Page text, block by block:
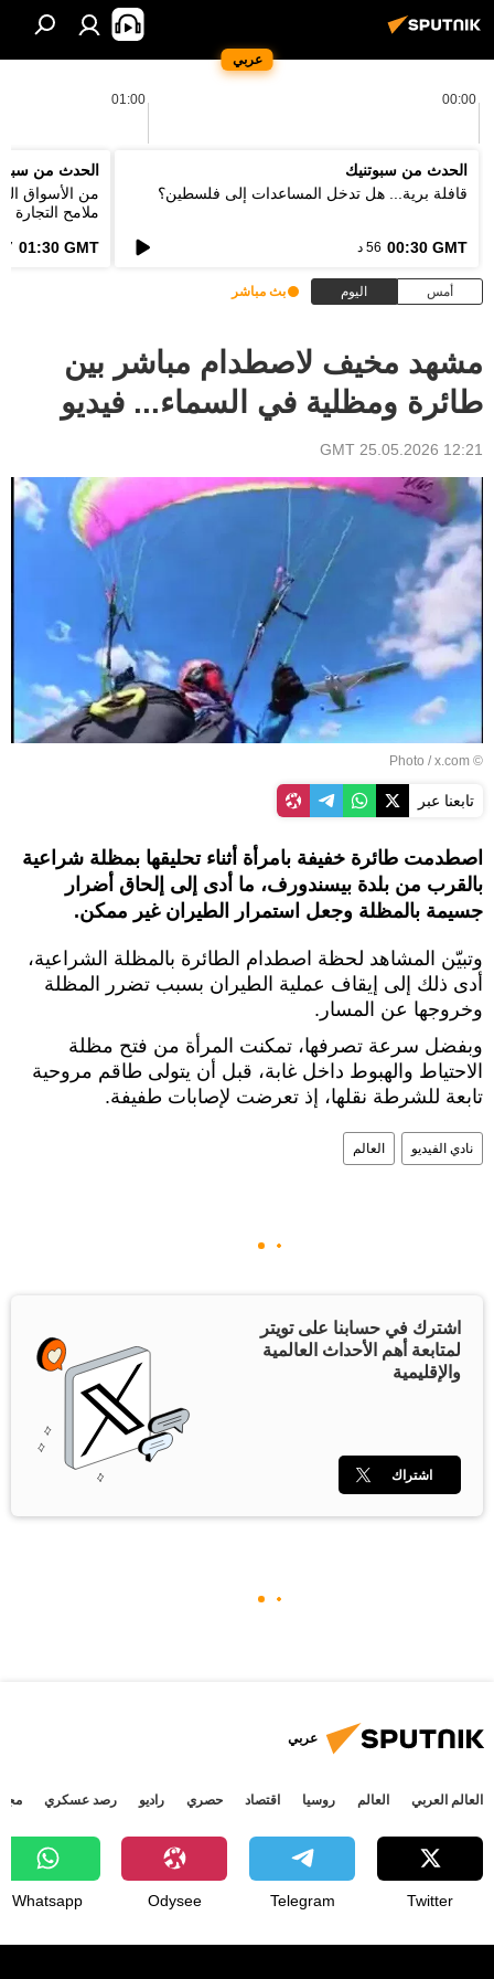
عربي
00:00
01:00
الحدث من سبوتنيك
قافلة برية... هل تدخل المساعدات إلى فلسطين؟
00:30 GMT 56 د
الحدث من
من الأسواق
ملامح التجارة
01:30 GMT
57
أمس اليوم بث مباشر
مشهد مخيف لاصطدام مباشر بين
طائرة ومظلية في السماء... فيديو
12:21 GMT 25.05.2026
© Photo / x.com
تابعنا عبر
اصطدمت طائرة خفيفة بامرأة أثناء تحليقها بمظلة شراعية
بالقرب من بلدة بيسندورف، ما أدى إلى إلحاق أضرار
جسيمة بالمظلة وجعل استمرار الطيران غير ممكن.
وتبيّن المشاهد لحظة اصطدام الطائرة بالمظلة الشراعية،
أدى ذلك إلى إيقاف عملية الطيران بسبب تضرر المظلة
وخروجها عن المسار.
وبفضل سرعة تصرفها، تمكنت المرأة من فتح مظلة
الاحتياط والهبوط داخل غابة، قبل أن يتولى طاقم مروحية
تابعة للشرطة نقلها، إذ تعرضت لإصابات طفيفة.
نادي الفيديو العالم
اشترك في حسابنا على تويتر
لمتابعة أهم الأحداث العالمية
والإقليمية
اشتراك
عربي
العالم العربي العالم روسيا اقتصاد حصري راديو رصد عسكري
Twitter
Telegram
Odysee
Whatsapp